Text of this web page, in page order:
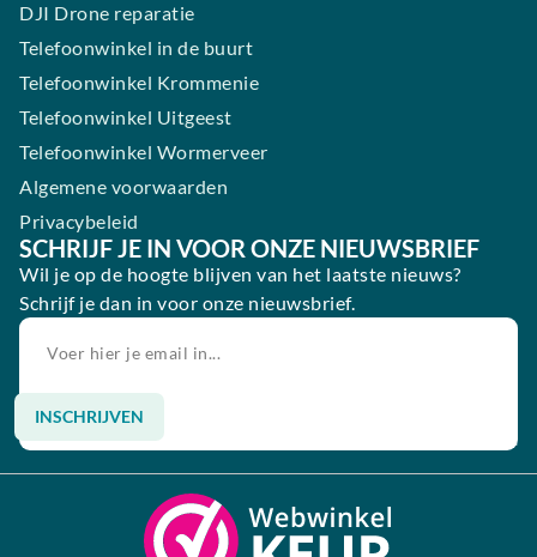
DJI Drone reparatie
Telefoonwinkel in de buurt
Telefoonwinkel Krommenie
Telefoonwinkel Uitgeest
Telefoonwinkel Wormerveer
Algemene voorwaarden
Privacybeleid
SCHRIJF JE IN VOOR ONZE NIEUWSBRIEF
Wil je op de hoogte blijven van het laatste nieuws?
Schrijf je dan in voor onze nieuwsbrief.
INSCHRIJVEN
Alternative: